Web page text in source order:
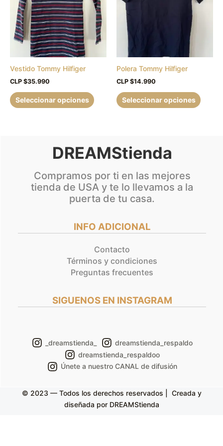
Vestido Tommy Hilfiger
CLP $35.990
Seleccionar opciones
variantes.
Las
opciones
se
pueden
página
Polera Tommy Hilfiger
CLP $14.990
Seleccionar opciones página
DREAMStienda
Compramos por ti en las mejores
tienda de USA y te lo llevamos a la
puerta de tu casa.
INFO ADICIONAL
Contacto
Términos y condiciones
Preguntas frecuentes
SIGUENOS EN INSTAGRAM
_dreamstienda_
dreamstienda_respaldo
dreamstienda_respaldoo
Únete a nuestro CANAL de difusión
© 2023 — Todos los derechos reservados | Creada y
diseñada por DREAMStienda